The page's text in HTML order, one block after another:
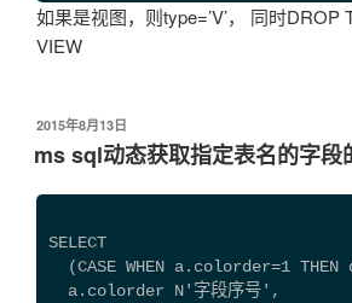
如果是视图，则type=’V’， 同时DROP
VIEW
发
布
于
2015年8月13日
ms sql动态获取指定表名的字段
SELECT
(CASE WHEN a.colorder=1
a.colorder N'字段序号',